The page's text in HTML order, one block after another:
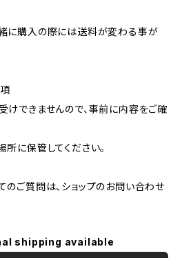
に購入の際には送料が変わる事が
けできませんので、事前に内容をご確
所に保管してください。
のご質問は、ショップのお問い合わせ
shipping available